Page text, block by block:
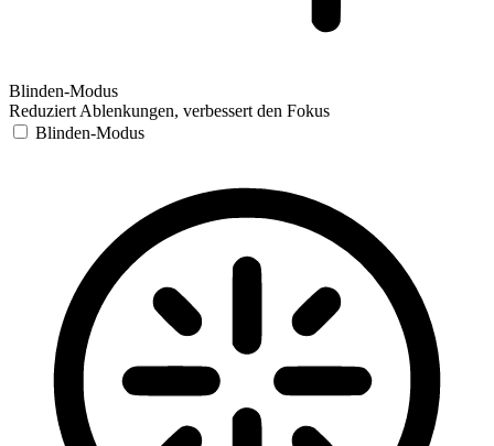
Blinden-Modus
Reduziert Ablenkungen, verbessert den Fokus
Blinden-Modus